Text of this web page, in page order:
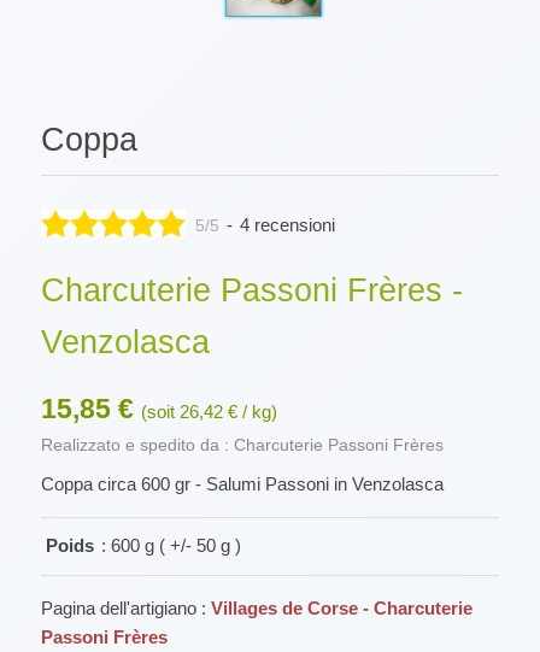
Coppa
5/5 - 4 recensioni
Charcuterie Passoni Frères -
Venzolasca
15,85 € (soit 26,42 € / kg)
Realizzato e spedito da : Charcuterie Passoni Frères
Coppa circa 600 gr - Salumi Passoni in Venzolasca
Poids : 600 g ( +/- 50 g )
Pagina dell'artigiano : Villages de Corse - Charcuterie
Passoni Frères